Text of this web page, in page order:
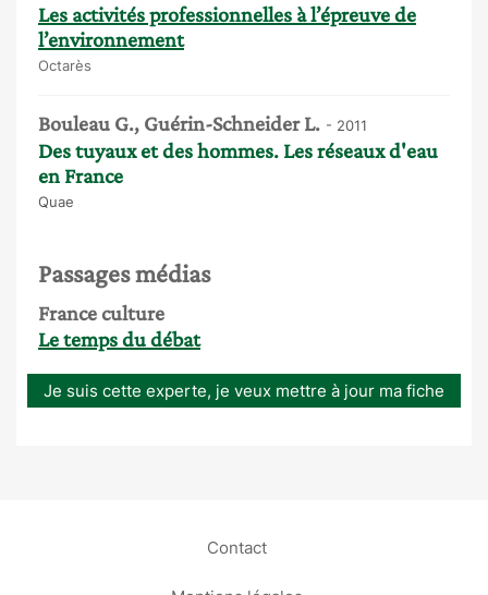
Les activités professionnelles à l’épreuve de
l’environnement
Octarès
Bouleau G., Guérin-Schneider L. - 2011
Des tuyaux et des hommes. Les réseaux d'eau
en France
Quae
Passages médias
France culture
Le temps du débat
Je suis cette experte, je veux mettre à jour ma fiche
Contact